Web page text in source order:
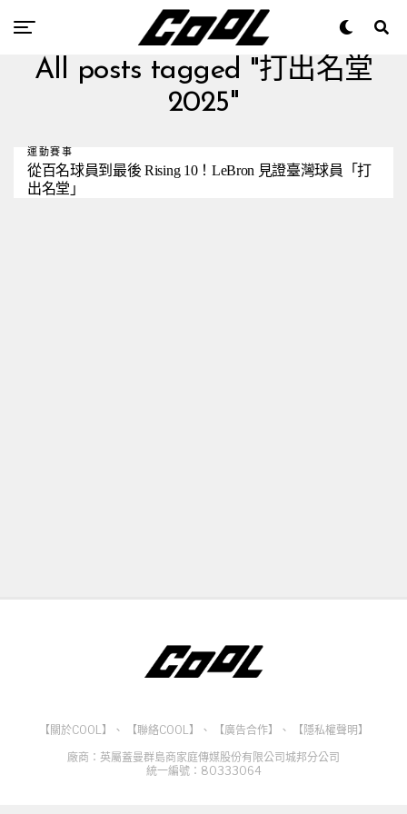
All posts tagged "打出名堂
2025"
運動賽事
從百名球員到最後 Rising 10！LeBron 見證臺灣球員「打
出名堂」
【關於COOL】 、 【聯絡COOL】 、 【廣告合作】 、
【隱私權聲明】
廠商：英屬蓋曼群島商家庭傳媒股份有限公司城邦分公司
統一編號：80333064